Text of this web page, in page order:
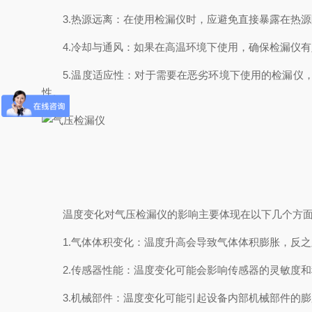
3.热源远离：在使用检漏仪时，应避免直接暴露在热源
4.冷却与通风：如果在高温环境下使用，确保检漏仪有
5.温度适应性：对于需要在恶劣环境下使用的检漏仪，
性。
温度变化对气压检漏仪的影响主要体现在以下几个方
1.气体体积变化：温度升高会导致气体体积膨胀，反之
2.传感器性能：温度变化可能会影响传感器的灵敏度和
3.机械部件：温度变化可能引起设备内部机械部件的膨